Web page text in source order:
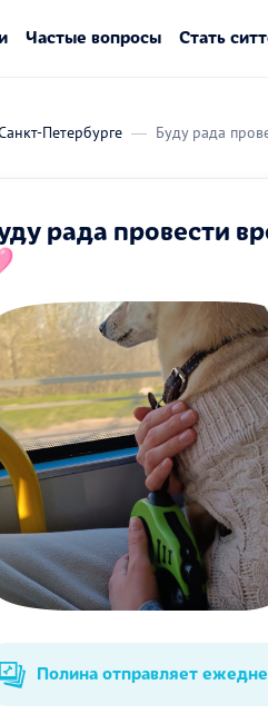
Частые вопросы Стать
Петербурге Буду рада
рада провести
Полина отправляет